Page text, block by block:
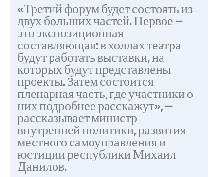
«Третий форум будет состоять из
двух больших частей. Первое —
это экспозиционная
составляющая: в холлах театра
будут работать выставки, на
которых будут представлены
проекты. Затем состоится
пленарная часть, где участники о
них подробнее расскажут», —
рассказывает министр
внутренней политики, развития
местного самоуправления и
юстиции республики Михаил
Данилов.